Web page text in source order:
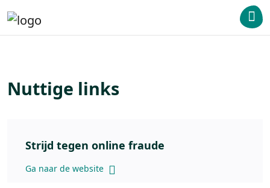
Nuttige links
Strijd tegen online fraude
Ga naar de website